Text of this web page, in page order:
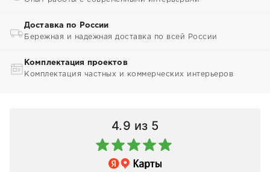
Доставка по России
Бережная и надежная доставка по всей России
Комплектация проектов
Комплектация частных и коммерческих интерьеров
4.9 из 5